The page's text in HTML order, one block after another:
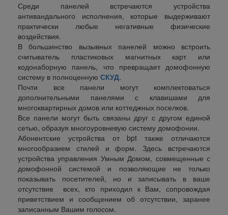
Среди панелей встречаются устройства
антивандального исполнения, которые выдерживают
практически любые негативные физические
воздействия.
В большинство вызывных панелей можно встроить
считыватель пластиковых магнитных карт или
кодонаборную панель, что превращает домофонную
систему в полноценную СКУД.
Почти все панели могут комплектоваться
дополнительными панелями с клавишами для
многоквартирных домов или коттеджных поселков.
Все панели могут быть связаны друг с другом единой
сетью, образуя многоуровневую систему домофонии.
Абонентские устройства отbpt
также отличаются
многообразием стилей и форм. Здесь встречаются
устройства управления Умным Домом, совмещенные с
домофонной системой и позволяющие не только
показывать посетителей, но и записывать в ваше
отсутствие всех, кто приходил к Вам, сопровождая
приветствием и сообщением об отсутствии, заранее
записанным Вашим голосом.